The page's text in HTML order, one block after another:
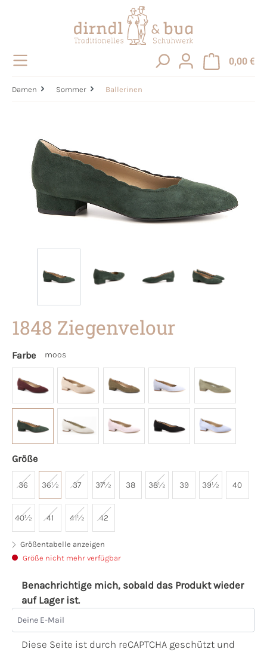
0,00 €
Damen Sommer Ballerinen
1848 Ziegenvelour
Farbe moos
Größe
36 36½ 37 37½ 38 38½ 39 39½ 40
40½ 41 41½ 42
Größentabelle anzeigen
Größe nicht mehr verfügbar
Benachrichtige mich, sobald das Produkt wieder
auf Lager ist.
Deine E-Mail
Diese Seite ist durch reCAPTCHA geschützt und